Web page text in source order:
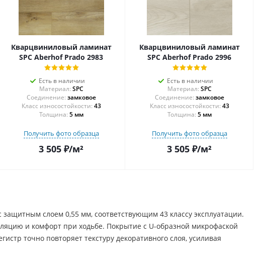
Кварцвиниловый ламинат
SPC Aberhof Prado 2983
Есть в наличии
Материал: SPC
Соединение: замковое
43
Толщина: 5 мм
Получить фото образца
3 505 ₽/м²
Кварцвиниловый ламинат
SPC Aberhof Prado 2996
Есть в наличии
Материал: SPC
Соединение: замковое
43
Толщина: 5 мм
Получить фото образца
3 505 ₽/м²
слоем 0,55 мм, соответствующим 43 классу эксплуатации.
и комфорт при ходьбе. Покрытие с U-образной микрофаской
точно повторяет текстуру декоративного слоя, усиливая